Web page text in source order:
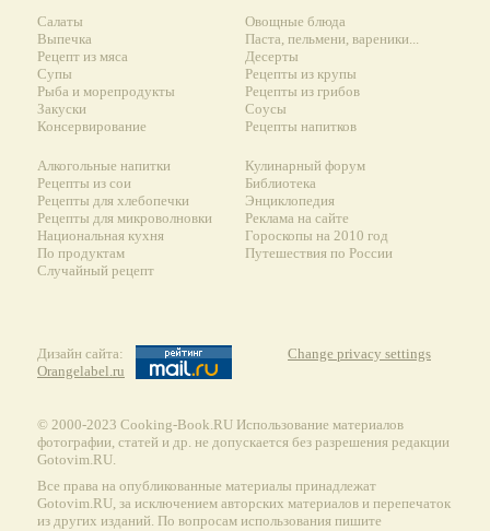
Салаты
Выпечка
Рецепт из мяса
Супы
Рыба и морепродукты
Закуски
Консервирование
Овощные блюда
Паста, пельмени, вареники...
Десерты
Рецепты из крупы
Рецепты из грибов
Соусы
Рецепты напитков
Алкогольные напитки
Рецепты из сои
Рецепты для хлебопечки
Рецепты для микроволновки
Национальная кухня
По продуктам
Случайный рецепт
Кулинарный форум
Библиотека
Энциклопедия
Реклама на сайте
Гороскопы на 2010 год
Путешествия по России
Дизайн сайта:
Orangelabel.ru
Change privacy settings
© 2000-2023 Сooking-Book.RU Использование материалов
фотографии, статей и др. не допускается без разрешения редакции
Gotovim.RU.
Все права на опубликованные материалы принадлежат
Gotovim.RU, за исключением авторских материалов и перепечаток
из других изданий. По вопросам использования пишите